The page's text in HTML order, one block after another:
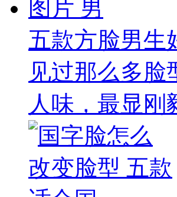
五款方脸男生
见过那么多
人味，最显刚